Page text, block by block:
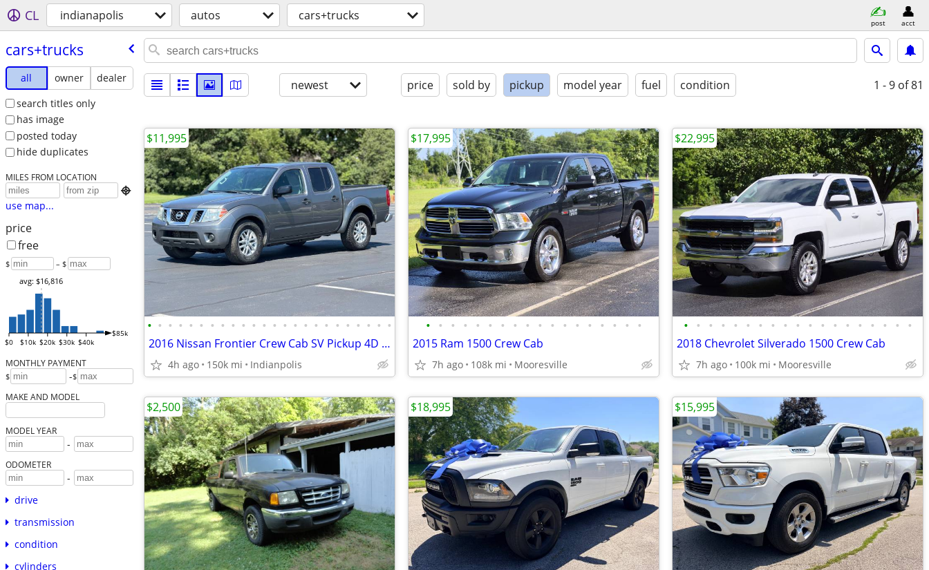
CL indianapolis autos cars+trucks post acct
cars+trucks
all owner
dealer
search titles only
has image
posted today
hide duplicates
MILES FROM LOCATION

use map...
price
free
$ – $
$0 $10k $20k $30k $40k
$85k
avg: $16,816
MONTHLY PAYMENT
$ -$
MAKE AND MODEL
MODEL YEAR
-
ODOMETER
-
drive
transmission
condition
cylinders
newest price sold by pickup model year fuel condition 1 - 9 of 81
• • • • • • • • • • • • • • • • • • • • • • • •
2016 Nissan Frontier Crew Cab SV Pickup 4D 5 ft
4h ago 150k mi Indianpolis
$11,995
• • • • • • • • • • • • • • • • • •
2015 Ram 1500 Crew Cab
7h ago 108k mi Mooresville
$17,995
• • • • • • • • • • • • • • • • • • •
2018 Chevrolet Silverado 1500 Crew Cab
7h ago 100k mi Mooresville
$22,995
$2,500 $18,995 $15,995